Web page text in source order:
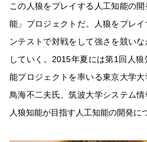
この人狼をプレイする人工知能の
能」プロジェクトだ。人狼をプレ
ンテストで対戦をして強さを競い
していく。2015年夏には第1回人
能プロジェクトを率いる東京大学
鳥海不二夫氏、筑波大学システム情
人狼知能が目指す人工知能の開発に